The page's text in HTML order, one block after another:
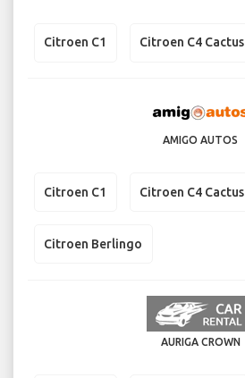
Citroen C1 Citroen C4 Cactus
AMIGO AUTOS
Citroen C1 Citroen C4 Cactus
Citroen Berlingo
AURIGA CROWN